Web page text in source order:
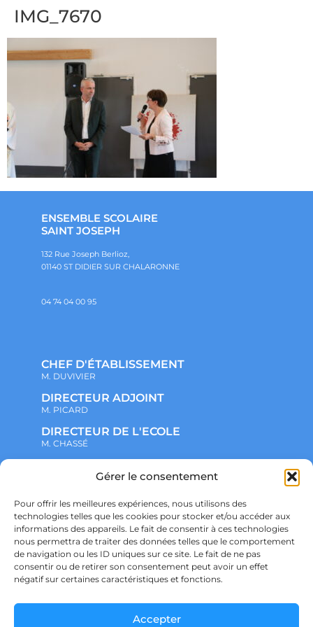
Gérer le consentement
Pour offrir les meilleures expériences, nous utilisons des
technologies telles que les cookies pour stocker et/ou accéder aux
informations des appareils. Le fait de consentir à ces technologies
nous permettra de traiter des données telles que le comportement
de navigation ou les ID uniques sur ce site. Le fait de ne pas
consentir ou de retirer son consentement peut avoir un effet
négatif sur certaines caractéristiques et fonctions.
Accepter
IMG_7670
ENSEMBLE SCOLAIRE
SAINT JOSEPH
132 Rue Joseph Berlioz,
01140 ST DIDIER SUR CHALARONNE
04 74 04 00 95
CHEF D'ÉTABLISSEMENT
M. DUVIVIER
DIRECTEUR ADJOINT
M. PICARD
DIRECTEUR DE L'ECOLE
M. CHASSÉ
NOTRE ENSEMBLE SCOLAIRE
ADMINISTRATIF
VIE ASSOCIATIVE
PARTENARIATS
CONTACT
PRÉ-INSCRIPTION
ÉCOLE
COLLÈGE
LYCÉE
RGPD
POLITIQUE DE COOKIES